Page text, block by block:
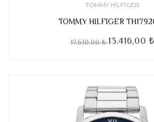
TOMMY HILFIGER
TOMMY HILFIGER
17.610,00 ₺13.416,00 ₺